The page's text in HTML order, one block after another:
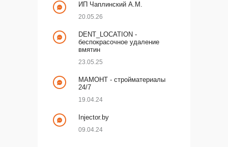
ИП Чаплинский А.М.
20.05.26
DENT_LOCATION -
беспокрасочное удаление
вмятин
23.05.25
МАМОНТ - стройматериалы
24/7
19.04.24
Injector.by
09.04.24